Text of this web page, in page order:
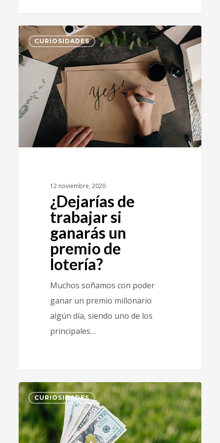
CURIOSIDADES
12 noviembre, 2020
¿Dejarías de
trabajar si
ganarás un
premio de
lotería?
Muchos soñamos con poder
ganar un premio millonario
algún día, siendo uno de los
principales…
1
CURIOSIDADES 2